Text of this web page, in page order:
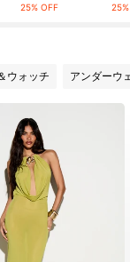
25% OFF
ウォッチ アンダーウ